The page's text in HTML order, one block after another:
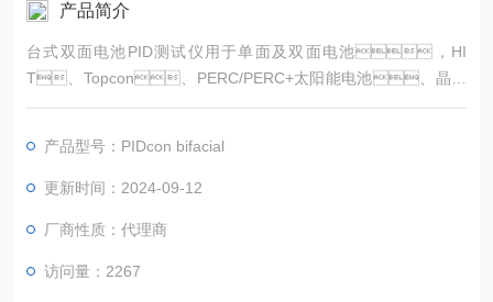
产品简介
台式双面电池PID测试仪用于单面及双面电池，HI
T、Topcon、PERC/PERC+太阳能电池、晶体
硅太阳能电池、微型模块等的质量控制Freiberg公司与德
阳能电池和微型模块的电势诱导退控制的测量解决方案
产品型号：PIDcon bifacial
更新时间：2024-09-12
厂商性质：代理商
访问量：2267